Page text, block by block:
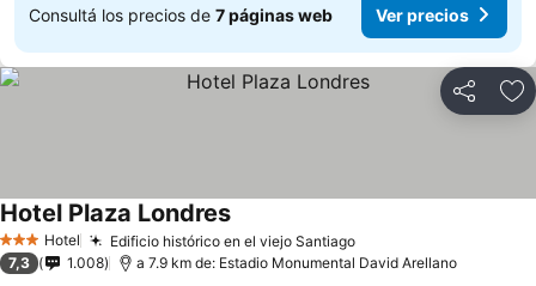
Consultá los precios de 7 páginas web Ver precios
Compartir
3 Estrellas
Hotel Edificio histórico en el viejo Santiago
Hotel Plaza Londres
7,3 1.008 a 7.9 km de: Estadio Monumental David Arellano